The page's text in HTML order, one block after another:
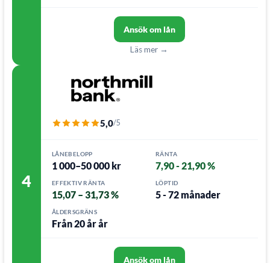
Ansök om lån
Läs mer →
4
5,0/5
LÅNEBELOPP
1 000–50 000 kr
RÄNTA
7,90 - 21,90 %
EFFEKTIV RÄNTA
15,07 – 31,73 %
LÖPTID
5 - 72 månader
ÅLDERSGRÄNS
Från 20 år år
Ansök om lån